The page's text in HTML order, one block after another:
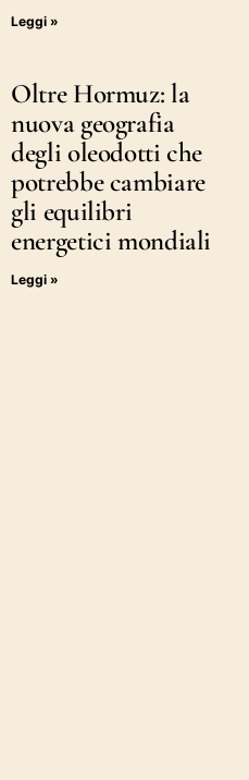
Leggi »
Oltre Hormuz: la
nuova geografia
degli oleodotti che
potrebbe cambiare
gli equilibri
energetici mondiali
Leggi »